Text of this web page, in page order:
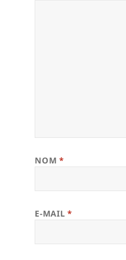
NOM *
E-MAIL *